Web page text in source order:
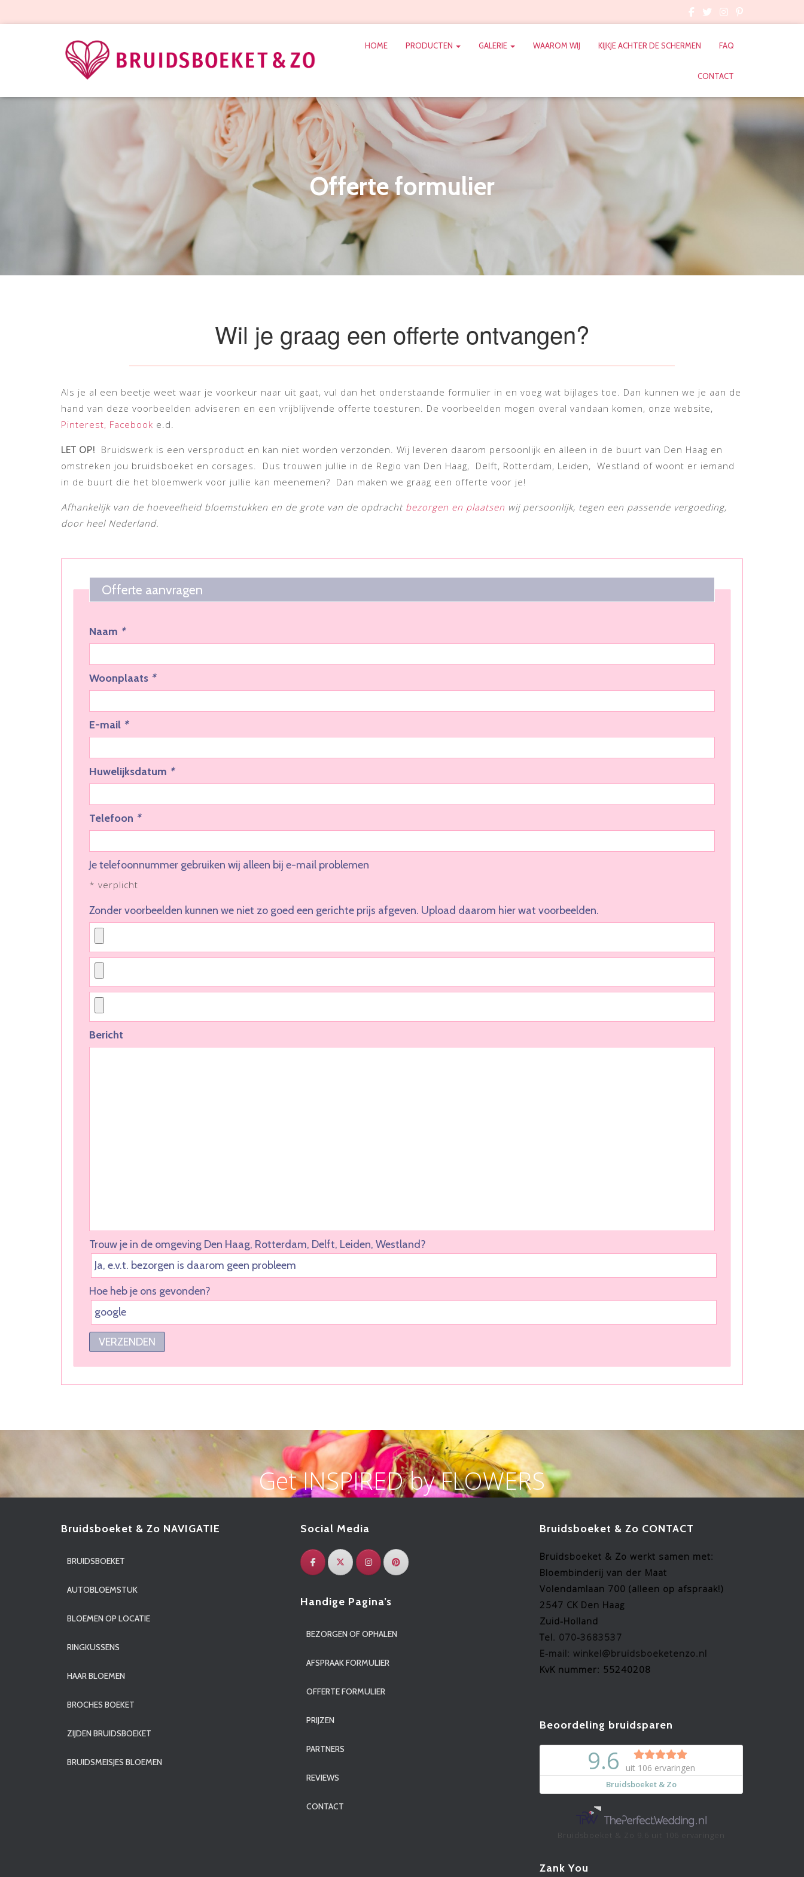
HOME PRODUCTEN GALERIE WAAROM WIJ KIJKJE ACHTER DE SCHERMEN FAQ
CONTACT
Offerte formulier
Wil je graag een offerte ontvangen?
Als je al een beetje weet waar je voorkeur naar uit gaat, vul dan het onderstaande formulier in en voeg wat bijlages toe. Dan kunnen we je aan de
hand van deze voorbeelden adviseren en een vrijblijvende offerte toesturen. De voorbeelden mogen overal vandaan komen, onze website,
Pinterest, Facebook e.d.
LET OP! Bruidswerk is een versproduct en kan niet worden verzonden. Wij leveren daarom persoonlijk en alleen in de buurt van Den Haag en
omstreken jou bruidsboeket en corsages. Dus trouwen jullie in de Regio van Den Haag, Delft, Rotterdam, Leiden, Westland of woont er iemand
in de buurt die het bloemwerk voor jullie kan meenemen? Dan maken we graag een offerte voor je!
Afhankelijk van de hoeveelheid bloemstukken en de grote van de opdracht bezorgen en plaatsen wij persoonlijk, tegen een passende vergoeding,
door heel Nederland.
Offerte aanvragen
Naam *
Woonplaats *
E-mail *
Huwelijksdatum *
Telefoon *
Je telefoonnummer gebruiken wij alleen bij e-mail problemen
* verplicht
Zonder voorbeelden kunnen we niet zo goed een gerichte prijs afgeven. Upload daarom hier wat voorbeelden.
Bericht
Trouw je in de omgeving Den Haag, Rotterdam, Delft, Leiden, Westland?
Hoe heb je ons gevonden?
Get INSPIRED by FLOWERS
Bruidsboeket & Zo NAVIGATIE
BRUIDSBOEKET
AUTOBLOEMSTUK
BLOEMEN OP LOCATIE
RINGKUSSENS
HAAR BLOEMEN
BROCHES BOEKET
ZIJDEN BRUIDSBOEKET
BRUIDSMEISJES BLOEMEN
Social Media
Handige Pagina’s
BEZORGEN OF OPHALEN
AFSPRAAK FORMULIER
OFFERTE FORMULIER
PRIJZEN
PARTNERS
REVIEWS
CONTACT
Bruidsboeket & Zo CONTACT
Bruidsboeket & Zo werkt samen met:
Bloembinderij van der Maat
Volendamlaan 700 (alleen op afspraak!)
2547 CK Den Haag
Zuid-Holland
Tel. 070-3683537
E-mail: winkel@bruidsboeketenzo.nl
KvK nummer: 55240208
Beoordeling bruidsparen
Bruidsboeket & Zo 9.6 uit 106 ervaringen
Zank You